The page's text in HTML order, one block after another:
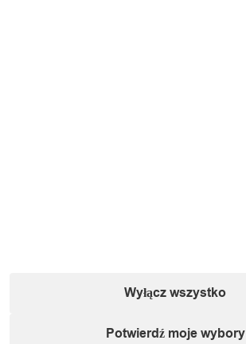
Wyłącz wszystko
Potwierdź moje wybory